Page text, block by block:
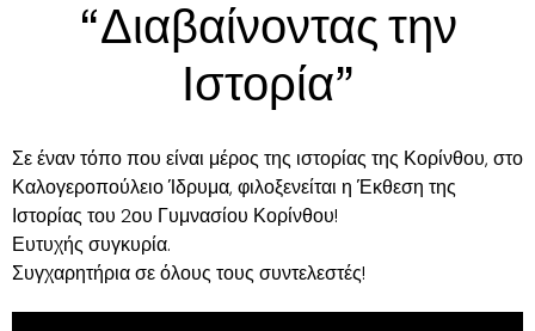
“Διαβαίνοντας την
Ιστορία”
Σε έναν τόπο που είναι μέρος της ιστορίας της Κορίνθου, στο
Καλογεροπούλειο Ίδρυμα, φιλοξενείται η Έκθεση της
Ιστορίας του 2ου Γυμνασίου Κορίνθου!
Ευτυχής συγκυρία.
Συγχαρητήρια σε όλους τους συντελεστές!